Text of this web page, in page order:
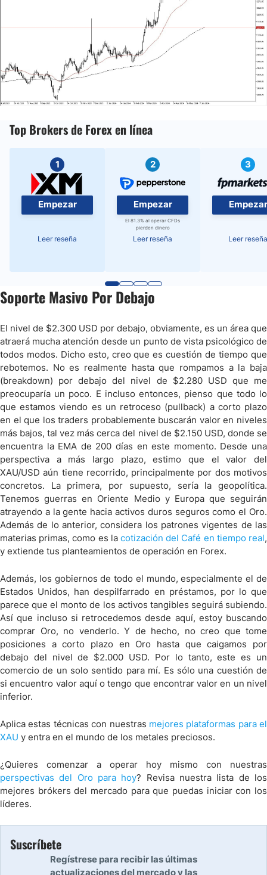
Top Brokers de Forex en línea
1
Empezar
Leer reseña
2
Empezar
El 81.3% al operar CFDs
pierden dinero
Leer reseña
3
Empezar
Leer reseña
Soporte Masivo Por Debajo
El nivel de $2.300 USD por debajo, obviamente, es un área que
atraerá mucha atención desde un punto de vista psicológico de
todos modos. Dicho esto, creo que es cuestión de tiempo que
rebotemos. No es realmente hasta que rompamos a la baja
(breakdown) por debajo del nivel de $2.280 USD que me
preocuparía un poco. E incluso entonces, pienso que todo lo
que estamos viendo es un retroceso (pullback) a corto plazo
en el que los traders probablemente buscarán valor en niveles
más bajos, tal vez más cerca del nivel de $2.150 USD, donde se
encuentra la EMA de 200 días en este momento. Desde una
perspectiva a más largo plazo, estimo que el valor del
XAU/USD aún tiene recorrido, principalmente por dos motivos
concretos. La primera, por supuesto, sería la geopolítica.
Tenemos guerras en Oriente Medio y Europa que seguirán
atrayendo a la gente hacia activos duros seguros como el Oro.
Además de lo anterior, considera los patrones vigentes de las
materias primas, como es la cotización del Café en tiempo real,
y extiende tus planteamientos de operación en Forex.
Además, los gobiernos de todo el mundo, especialmente el de
Estados Unidos, han despilfarrado en préstamos, por lo que
parece que el monto de los activos tangibles seguirá subiendo.
Así que incluso si retrocedemos desde aquí, estoy buscando
comprar Oro, no venderlo. Y de hecho, no creo que tome
posiciones a corto plazo en Oro hasta que caigamos por
debajo del nivel de $2.000 USD. Por lo tanto, este es un
comercio de un solo sentido para mí. Es sólo una cuestión de
si encuentro valor aquí o tengo que encontrar valor en un nivel
inferior.
Aplica estas técnicas con nuestras mejores plataformas para el
XAU y entra en el mundo de los metales preciosos.
¿Quieres comenzar a operar hoy mismo con nuestras
perspectivas del Oro para hoy? Revisa nuestra lista de los
mejores brókers del mercado para que puedas iniciar con los
líderes.
Suscríbete
Regístrese para recibir las últimas
actualizaciones del mercado y las